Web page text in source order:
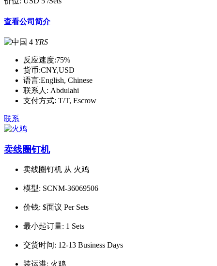
查看公司简介
4 YRS
反应速度:75%
货币:CNY,USD
语言:English, Chinese
联系人: Abdulahi
支付方式: T/T, Escrow
联系
卖线圈钉机
卖线圈钉机 从 火鸡
模型: SCNM-36069506
价钱: $面议 Per Sets
最小起订量: 1 Sets
交货时间: 12-13 Business Days
装运港: 火鸡